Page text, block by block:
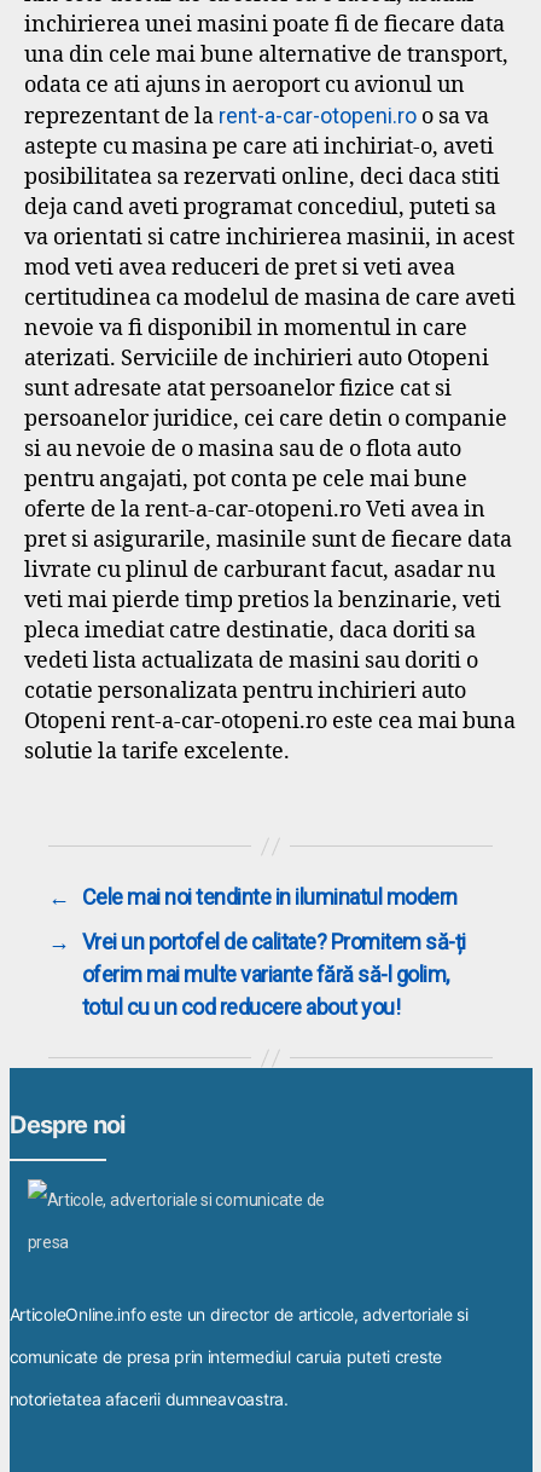
inchirierea unei masini poate fi de fiecare data
una din cele mai bune alternative de transport,
odata ce ati ajuns in aeroport cu avionul un
reprezentant de la rent-a-car-otopeni.ro o sa va
astepte cu masina pe care ati inchiriat-o, aveti
posibilitatea sa rezervati online, deci daca stiti
deja cand aveti programat concediul, puteti sa
va orientati si catre inchirierea masinii, in acest
mod veti avea reduceri de pret si veti avea
certitudinea ca modelul de masina de care aveti
nevoie va fi disponibil in momentul in care
aterizati. Serviciile de inchirieri auto Otopeni
sunt adresate atat persoanelor fizice cat si
persoanelor juridice, cei care detin o companie
si au nevoie de o masina sau de o flota auto
pentru angajati, pot conta pe cele mai bune
oferte de la rent-a-car-otopeni.ro Veti avea in
pret si asigurarile, masinile sunt de fiecare data
livrate cu plinul de carburant facut, asadar nu
veti mai pierde timp pretios la benzinarie, veti
pleca imediat catre destinatie, daca doriti sa
vedeti lista actualizata de masini sau doriti o
cotatie personalizata pentru inchirieri auto
Otopeni rent-a-car-otopeni.ro este cea mai buna
solutie la tarife excelente.
←
Cele mai noi tendinte in iluminatul modern
→
Vrei un portofel de calitate? Promitem să-ți
oferim mai multe variante fără să-l golim,
totul cu un cod reducere about you!
Despre noi
ArticoleOnline.info este un director de articole, advertoriale si
comunicate de presa prin intermediul caruia puteti creste
notorietatea afacerii dumneavoastra.